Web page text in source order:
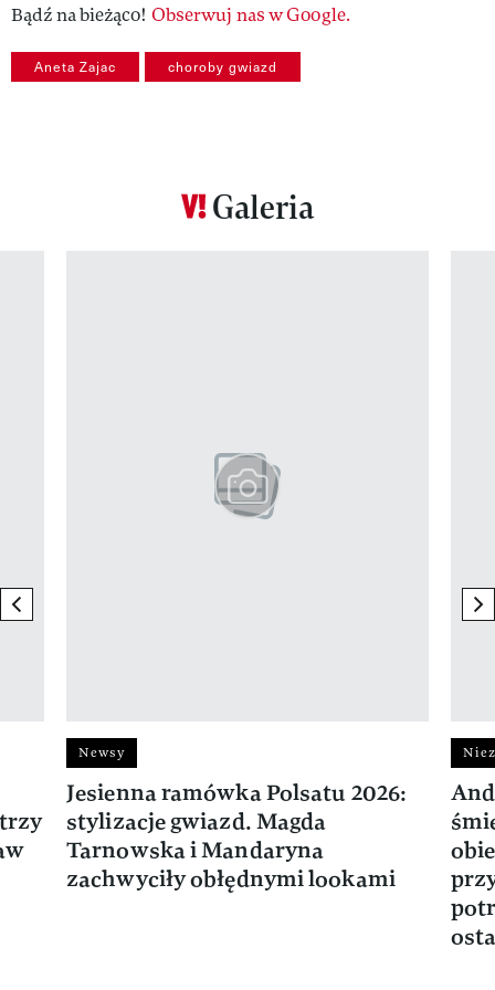
Bądź na bieżąco! Obserwuj nas w Google.
Aneta Zajac choroby gwiazd
Galeria
previous element
Newsy
Jesienna ramówka Polsatu 2026:
stylizacje gwiazd. Magda
Tarnowska i Mandaryna
zachwyciły obłędnymi lookami